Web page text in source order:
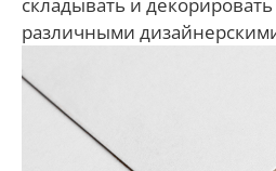
различными